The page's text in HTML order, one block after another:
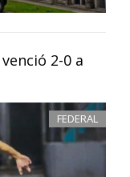
2-0 a
FEDERAL